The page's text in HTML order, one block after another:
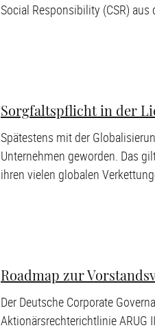
Social Responsibility (CSR) aus
Sorgfaltspflicht in der
Spätestens mit der
Unternehmen geworden. Das
ihren vielen globalen
Roadmap zur
Der Deutsche Corporate
Aktionärsrechterichtlinie ARUG